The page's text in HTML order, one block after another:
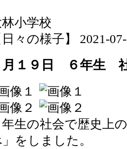
小学校
日々の様子】 2021-
月１９日 ６年生
年生の社会で歴史上
をしました。